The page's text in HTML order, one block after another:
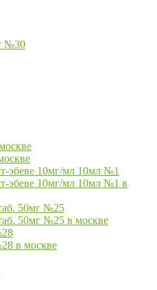
№30
эбеве 10мг/мл 10мл №1
эбеве 10мг/мл 10мл №1 в
50мг №25
50мг №25 в москве
в москве